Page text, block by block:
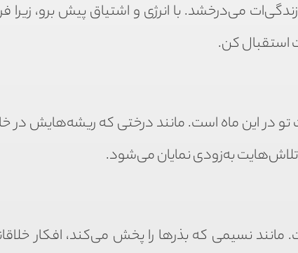
می‌درخشد. با انرژی و اشتیاق پیش برو،
استقبال کن.
در این ماه است. مانند درختی که ریشه‌هایش در
تلاش‌هایت به‌زودی نمایان می‌شود.
نسیمی که بذرها را پخش می‌کند، افکار